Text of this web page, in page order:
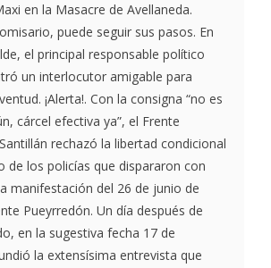
en la Masacre de Avellaneda.
puede seguir sus pasos. En
el principal responsable político
un interlocutor amigable para
¡Alerta!. Con la consigna “no es
cárcel efectiva ya”, el Frente
rechazó la libertad condicional
de los policías que dispararon con
manifestación del 26 de junio de
Pueyrredón. Un día después de
en la sugestiva fecha 17 de
la extensísima entrevista que